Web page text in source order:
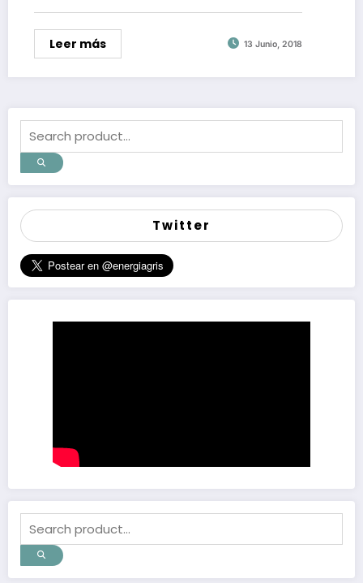
Leer más 13 Junio, 2018
Twitter